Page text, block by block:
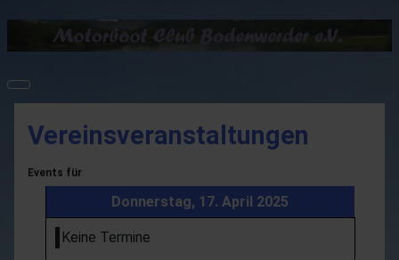
Vereinsveranstaltungen
Events für
Donnerstag, 17. April 2025
Keine Termine